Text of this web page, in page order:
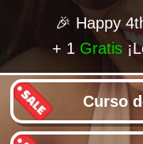
🎉 Happy
+ 1 Gratis
Curso